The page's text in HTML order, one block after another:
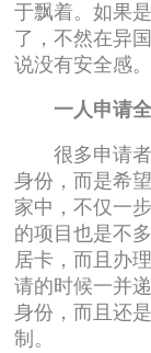
于飘着。如果
了，不然在异
说没有安全感。
一人申请全
很多申请者
身份，而是希
家中，不仅一
的项目也是不
居卡，而且办
请的时候一并
身份，而且还
制。